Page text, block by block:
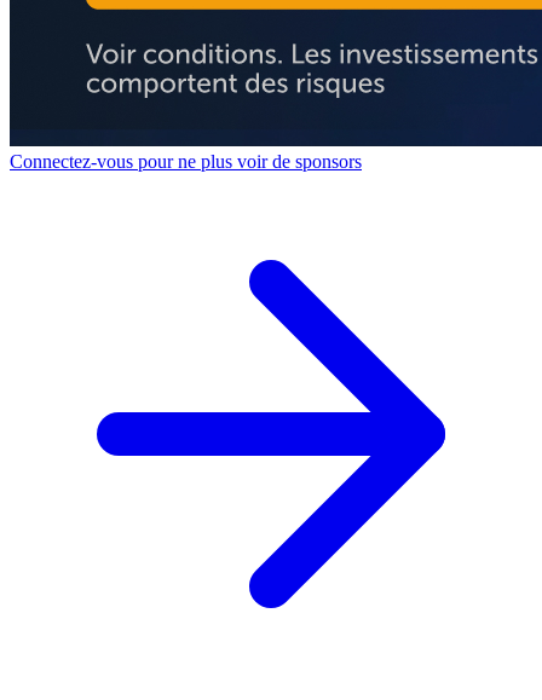
Connectez-vous pour ne plus voir de sponsors